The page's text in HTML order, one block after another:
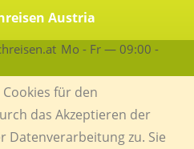
Austria
Mo - Fr — 09:00 -
für den
das Akzeptieren der
Datenverarbeitung zu. Sie